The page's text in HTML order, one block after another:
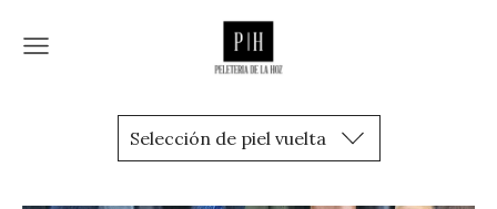
Selección de piel vuelta